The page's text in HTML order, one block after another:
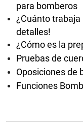
para bomberos
¿Cuánto trabaja
detalles!
¿Cómo es la
Pruebas de
Oposiciones de
Funciones